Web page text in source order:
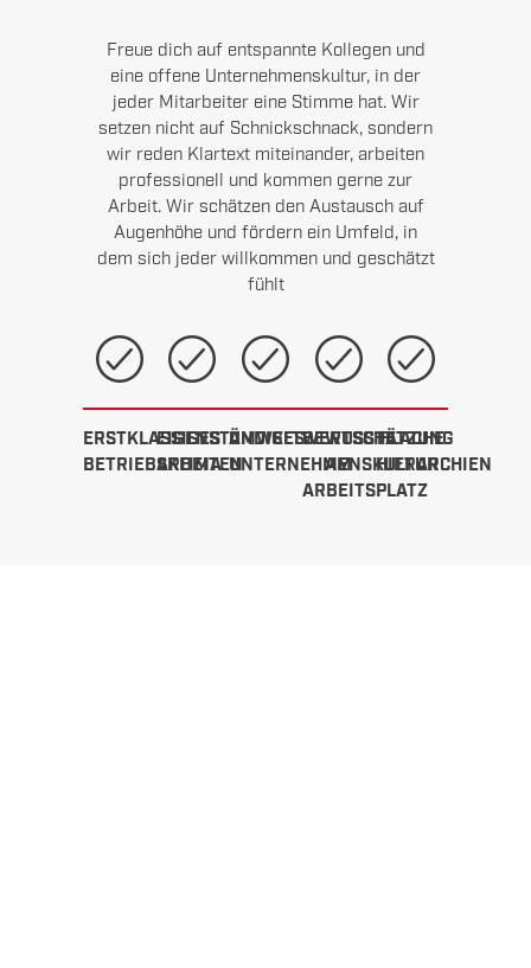
Freue dich auf entspannte Kollegen und
eine offene Unternehmenskultur, in der
jeder Mitarbeiter eine Stimme hat. Wir
setzen nicht auf Schnickschnack, sondern
wir reden Klartext miteinander, arbeiten
professionell und kommen gerne zur
Arbeit. Wir schätzen den Austausch auf
Augenhöhe und fördern ein Umfeld, in
dem sich jeder willkommen und geschätzt
fühlt
ERSTKLASSIGES
BETRIEBSKLIMA
EIGENSTÄNDIGES
ARBEITEN
UMWELTBEWUSSTE
UNTERNEHMENSKULTUR
WERTSCHÄTZUNG
AM
ARBEITSPLATZ
FLACHE
HIERARCHIEN